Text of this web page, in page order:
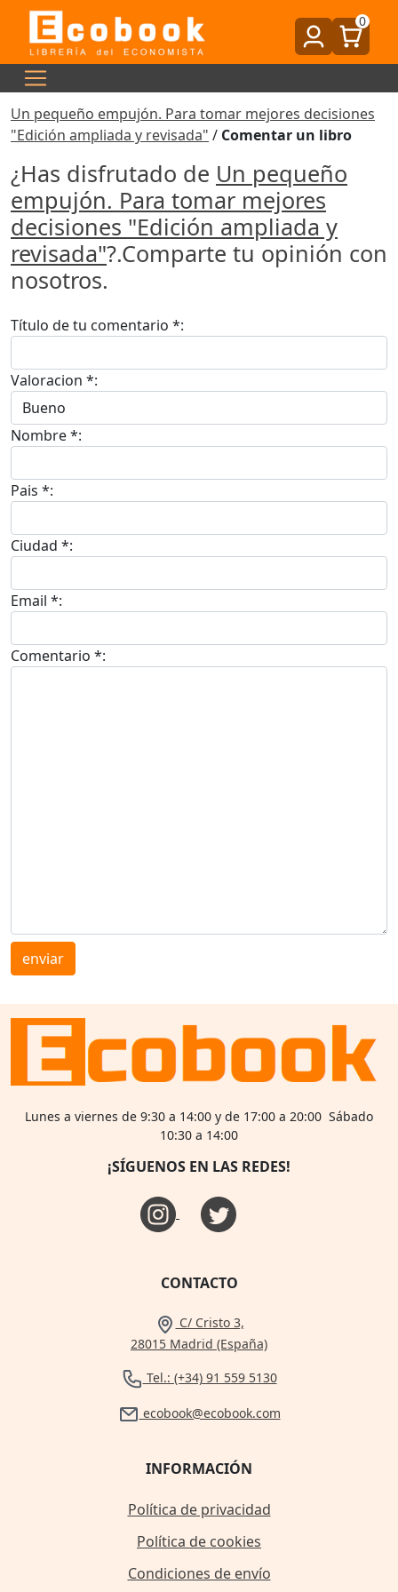
0
Un pequeño empujón. Para tomar mejores decisiones
"Edición ampliada y revisada" / Comentar un libro
¿Has disfrutado de Un pequeño
empujón. Para tomar mejores
decisiones "Edición ampliada y
revisada"?.Comparte tu opinión con
nosotros.
Título de tu comentario *:
Valoracion *:
Nombre *:
Pais *:
Ciudad *:
Email *:
Comentario *:
enviar
Lunes a viernes de 9:30 a 14:00 y de 17:00 a 20:00 Sábado
10:30 a 14:00
¡SÍGUENOS EN LAS REDES!
CONTACTO
C/ Cristo 3,
28015 Madrid (España)
Tel.: (+34) 91 559 5130
ecobook@ecobook.com
INFORMACIÓN
Política de privacidad
Política de cookies
Condiciones de envío